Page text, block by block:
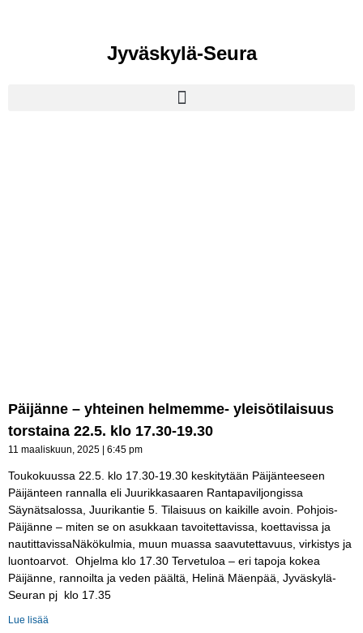
Jyväskylä-Seura
Päijänne – yhteinen helmemme- yleisötilaisuus
torstaina 22.5. klo 17.30-19.30
11 maaliskuun, 2025 6:45 pm
Toukokuussa 22.5. klo 17.30-19.30 keskitytään Päijänteeseen
Päijänteen rannalla eli Juurikkasaaren Rantapaviljongissa
Säynätsalossa, Juurikantie 5. Tilaisuus on kaikille avoin. Pohjois-
Päijänne – miten se on asukkaan tavoitettavissa, koettavissa ja
nautittavissaNäkökulmia, muun muassa saavutettavuus, virkistys ja
luontoarvot. Ohjelma klo 17.30 Tervetuloa – eri tapoja kokea
Päijänne, rannoilta ja veden päältä, Helinä Mäenpää, Jyväskylä-
Seuran pj klo 17.35
Lue lisää